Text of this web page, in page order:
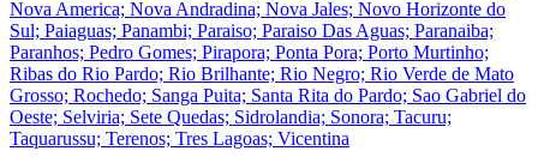
Nova America; Nova Andradina; Nova Jales; Novo Horizonte do
Sul; Paiaguas; Panambi; Paraiso; Paraiso Das Aguas; Paranaiba;
Paranhos; Pedro Gomes; Pirapora; Ponta Pora; Porto Murtinho;
Ribas do Rio Pardo; Rio Brilhante; Rio Negro; Rio Verde de Mato
Grosso; Rochedo; Sanga Puita; Santa Rita do Pardo; Sao Gabriel do
Oeste; Selviria; Sete Quedas; Sidrolandia; Sonora; Tacuru;
Taquarussu; Terenos; Tres Lagoas; Vicentina